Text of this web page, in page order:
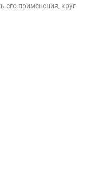
его применения, круг